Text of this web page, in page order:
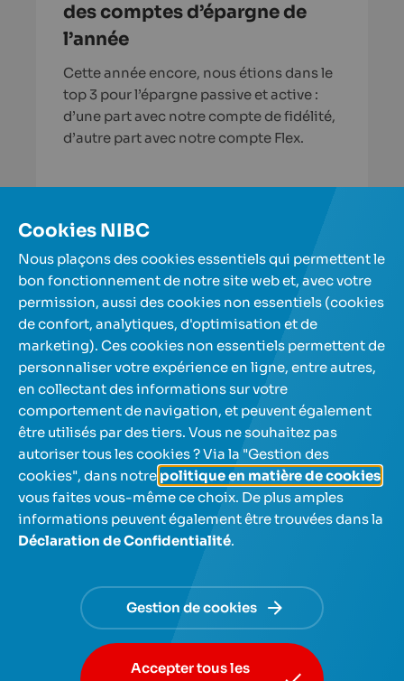
des comptes d’épargne de
l’année
Cette année encore, nous étions dans le
top 3 pour l’épargne passive et active :
d’une part avec notre compte de fidélité,
d’autre part avec notre compte Flex.
En savoir plus
Plus d'articles
Nos comptes d'épargne
A propos de nous
Aide et contact
NL FR
Conditions générales
Protection de la vie privée
Cookies NIBC
Nous plaçons des cookies essentiels qui permettent le
bon fonctionnement de notre site web et, avec votre
permission, aussi des cookies non essentiels (cookies
de confort, analytiques, d'optimisation et de
marketing). Ces cookies non essentiels permettent de
personnaliser votre expérience en ligne, entre autres,
en collectant des informations sur votre
comportement de navigation, et peuvent également
être utilisés par des tiers. Vous ne souhaitez pas
autoriser tous les cookies ? Via la "Gestion des
cookies", dans notre politique en matière de cookies
vous faites vous-même ce choix. De plus amples
informations peuvent également être trouvées dans la
Déclaration de Confidentialité.
Gestion de cookies
Accepter tous les